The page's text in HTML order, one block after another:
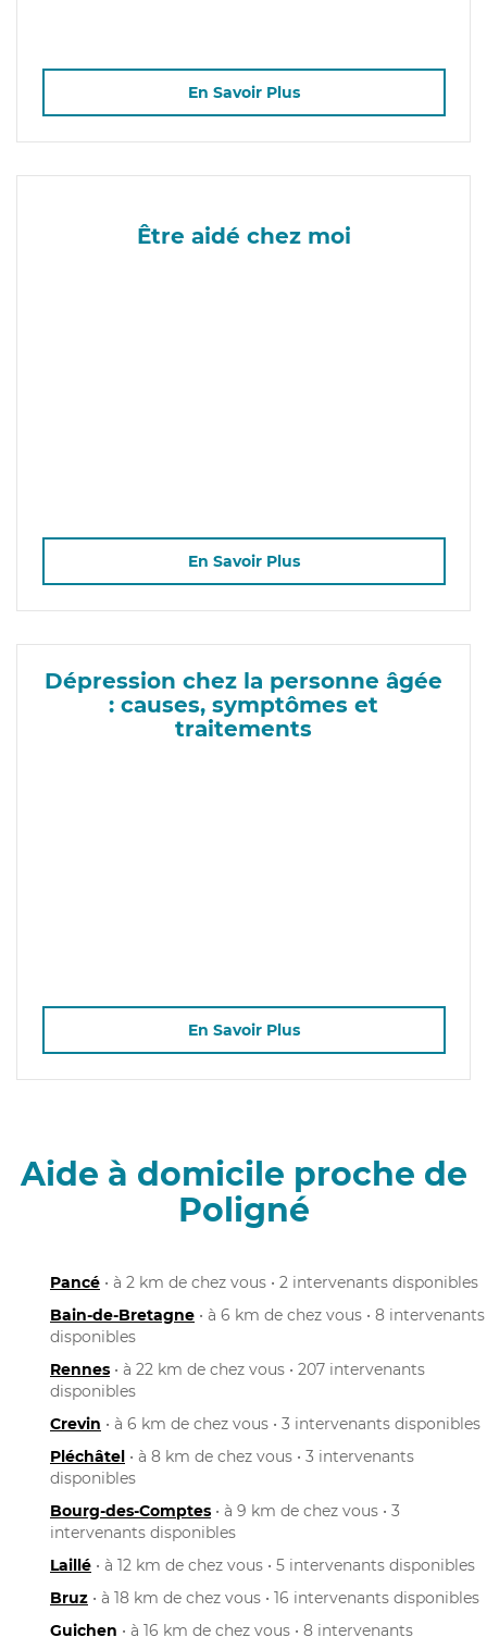
En Savoir Plus
Être aidé chez moi
En Savoir Plus
Dépression chez la personne âgée
: causes, symptômes et
traitements
En Savoir Plus
Aide à domicile proche de
Poligné
Pancé • à 2 km de chez vous • 2 intervenants disponibles
Bain-de-Bretagne • à 6 km de chez vous • 8 intervenants
disponibles
Rennes • à 22 km de chez vous • 207 intervenants
disponibles
Crevin • à 6 km de chez vous • 3 intervenants disponibles
Pléchâtel • à 8 km de chez vous • 3 intervenants
disponibles
Bourg-des-Comptes • à 9 km de chez vous • 3
intervenants disponibles
Laillé • à 12 km de chez vous • 5 intervenants disponibles
Bruz • à 18 km de chez vous • 16 intervenants disponibles
Guichen • à 16 km de chez vous • 8 intervenants